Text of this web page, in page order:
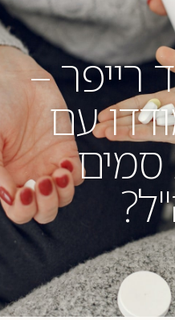
04-8404023
רייפר –
עם
סמים